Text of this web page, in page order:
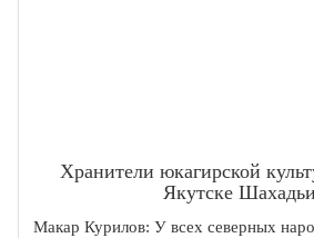
Хранители юкагирской
Якутске
Макар Курилов: У всех северных